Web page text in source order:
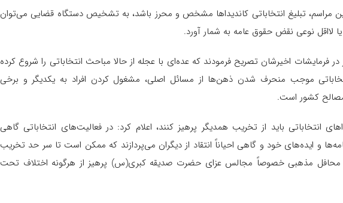
مراسم، تبلیغ انتخاباتی کاندیداها مشخص و محرز باشد، به تشخیص دستگاه قضایی می‌توان
لااقل نوعی نقض حقوق عامه به شمار آورد.
فرمایشات اخیرشان تصریح فرمودند که عده‌ای با عجله از حالا مباحث انتخاباتی را شروع کرده
موجب منحرف شدن ذهن‌ها از مسائل اصلی، مشغول کردن افراد به یکدیگر و برخی
کشور است.
انتخاباتی باید از تخریب همدیگر پرهیز کنند، اعلام کرد: در فعالیت‌های انتخاباتی گاهی
و ایده‌های خود و گاهی احیاناً انتقاد از دیگران می‌پردازند که ممکن است تا سر حد تخریب
محافل مذهبی خصوصاً مجالس عزای حضرت صدیقه کبری(س) پرهیز از هرگونه اختلاف تحت